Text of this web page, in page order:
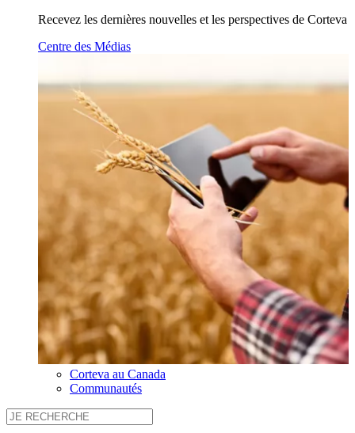
Recevez les dernières nouvelles et les perspectives de Corteva
Centre des Médias
Corteva au Canada
Communautés